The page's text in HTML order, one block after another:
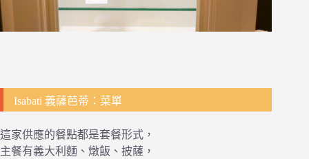
Isabati 義薩芭蒂：菜單
這家供應的餐點都是套餐形式，
主餐有義大利麵、燉飯、披薩，